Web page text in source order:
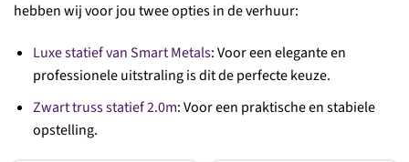
hebben wij voor jou twee opties in de verhuur:
Luxe statief van Smart Metals: Voor een elegante en
professionele uitstraling is dit de perfecte keuze.
Zwart truss statief 2.0m: Voor een praktische en stabiele
opstelling.